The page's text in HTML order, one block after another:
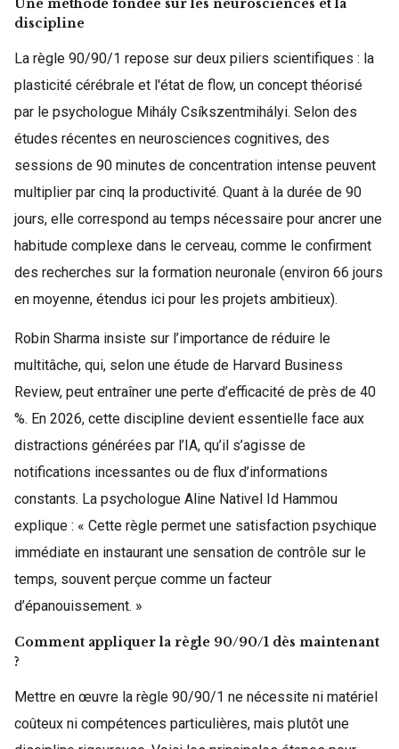
Une méthode fondée sur les neurosciences et la
discipline
La règle 90/90/1 repose sur deux piliers scientifiques : la
plasticité cérébrale et l'état de flow, un concept théorisé
par le psychologue Mihály Csíkszentmihályi. Selon des
études récentes en neurosciences cognitives, des
sessions de 90 minutes de concentration intense peuvent
multiplier par cinq la productivité. Quant à la durée de 90
jours, elle correspond au temps nécessaire pour ancrer une
habitude complexe dans le cerveau, comme le confirment
des recherches sur la formation neuronale (environ 66 jours
en moyenne, étendus ici pour les projets ambitieux).
Robin Sharma insiste sur l’importance de réduire le
multitâche, qui, selon une étude de Harvard Business
Review, peut entraîner une perte d’efficacité de près de 40
%. En 2026, cette discipline devient essentielle face aux
distractions générées par l’IA, qu’il s’agisse de
notifications incessantes ou de flux d’informations
constants. La psychologue Aline Nativel Id Hammou
explique : « Cette règle permet une satisfaction psychique
immédiate en instaurant une sensation de contrôle sur le
temps, souvent perçue comme un facteur
d’épanouissement. »
Comment appliquer la règle 90/90/1 dès maintenant
?
Mettre en œuvre la règle 90/90/1 ne nécessite ni matériel
coûteux ni compétences particulières, mais plutôt une